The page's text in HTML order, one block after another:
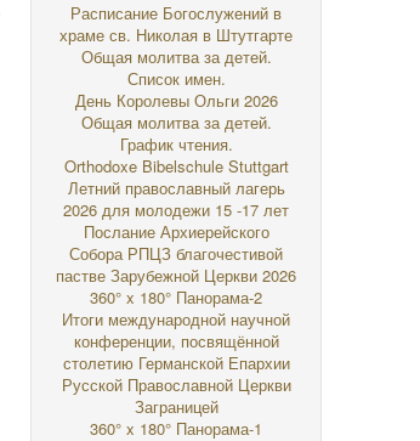
Расписание Богослужений в
храме св. Николая в Штутгарте
Общая молитва за детей.
Список имен.
День Королевы Ольги 2026
Общая молитва за детей.
График чтения.
Orthodoxe Bibelschule Stuttgart
Летний православный лагерь
2026 для молодежи 15 -17 лет
Послание Архиерейского
Собора РПЦЗ благочестивой
пастве Зарубежной Церкви 2026
360° x 180° Панорама-2
Итоги международной научной
конференции, посвящённой
столетию Германской Епархии
Русской Православной Церкви
Заграницей
360° x 180° Панорама-1